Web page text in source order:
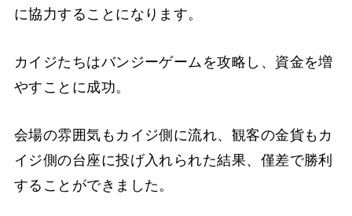
に協力することになります。
カイジたちはバンジーゲームを攻略し、資金を増
やすことに成功。
会場の雰囲気もカイジ側に流れ、観客の金貨もカ
イジ側の台座に投げ入れられた結果、僅差で勝利
することができました。